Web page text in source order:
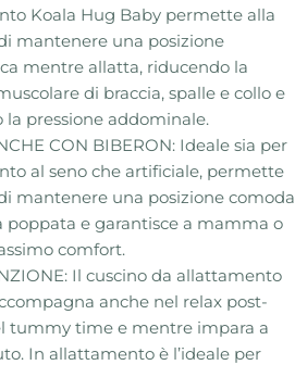
Koala Hug Baby permette alla
mantenere una posizione
mentre allatta, riducendo la
di braccia, spalle e collo e
la pressione addominale.
CON BIBERON: Ideale sia per
al seno che artificiale, permette
mantenere una posizione comoda
poppata e garantisce a mamma o
comfort.
Il cuscino da allattamento
anche nel relax post-
tummy time e mentre impara a
In allattamento è l’ideale per